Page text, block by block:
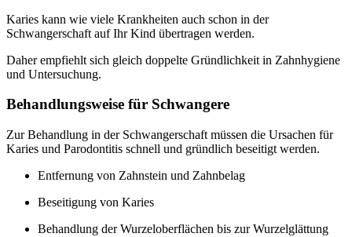
Karies kann wie viele Krankheiten auch schon in der
Schwangerschaft auf Ihr Kind übertragen werden.
Daher empfiehlt sich gleich doppelte Gründlichkeit in Zahnhygiene
und Untersuchung.
Behandlungsweise für Schwangere
Zur Behandlung in der Schwangerschaft müssen die Ursachen für
Karies und Parodontitis schnell und gründlich beseitigt werden.
Entfernung von Zahnstein und Zahnbelag
Beseitigung von Karies
Behandlung der Wurzeloberflächen bis zur Wurzelglättung